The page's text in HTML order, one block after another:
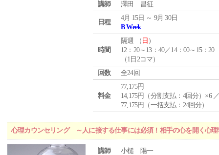
講師 澤田 昌征
日程
4月 15日 ～ 9月 30日
B Week
時間
隔週 （ 日 ）
12：20～13：40／14：00～15：20
（1日2コマ）
回数
全24回
料金
77,175円
14,175円（分割支払：4回分）×6
77,175円（一括支払：24回分）
心理カウンセリング ～人に接する仕事には必須！相手の心を開く心理
講師 小槌 陽一